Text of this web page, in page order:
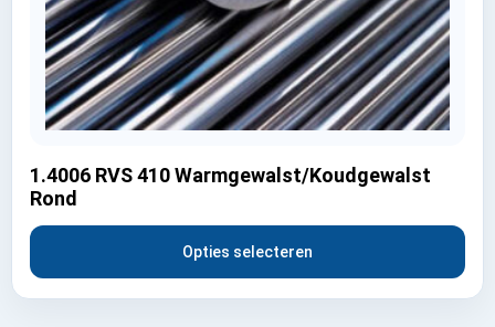
1.4006 RVS 410 Warmgewalst/Koudgewalst
Rond
Opties selecteren